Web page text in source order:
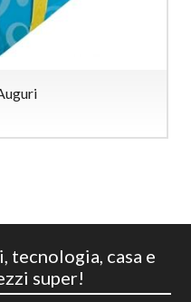
tecnologia, casa e
super!